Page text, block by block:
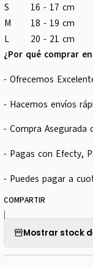
S
16 - 17 cm
M
18 - 19 cm
L
20 - 21 cm
¿Por qué comprar
- Ofrecemos
- Hacemos envíos
- Compra Asegurada
- Pagas con Efecty,
- Puedes pagar a
COMPARTIR
|
Mostrar stock